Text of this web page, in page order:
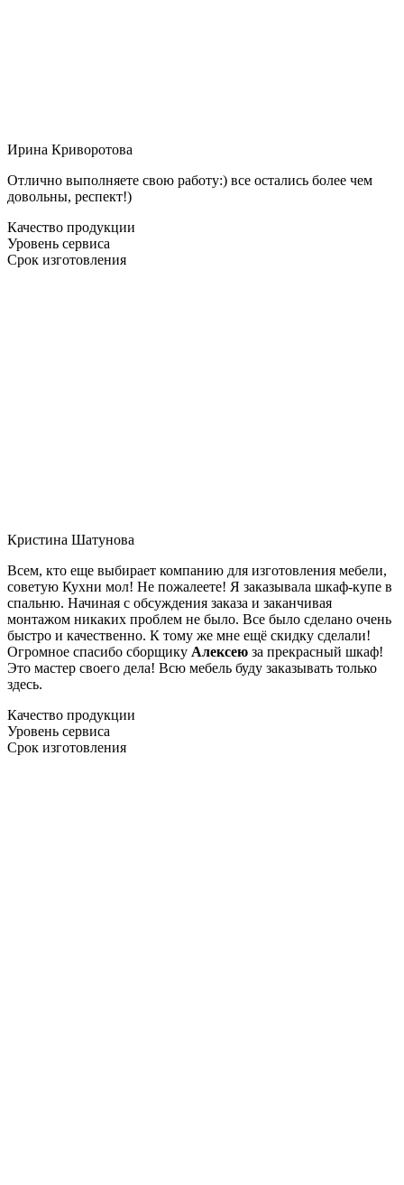
Ирина Криворотова
Отлично выполняете свою работу:) все остались более чем
довольны, респект!)
Качество продукции
Уровень сервиса
Срок изготовления
Кристина Шатунова
Всем, кто еще выбирает компанию для изготовления мебели,
советую Кухни мол! Не пожалеете! Я заказывала шкаф-купе в
спальню. Начиная с обсуждения заказа и заканчивая
монтажом никаких проблем не было. Все было сделано очень
быстро и качественно. К тому же мне ещё скидку сделали!
Огромное спасибо сборщику Алексею за прекрасный шкаф!
Это мастер своего дела! Всю мебель буду заказывать только
здесь.
Качество продукции
Уровень сервиса
Срок изготовления